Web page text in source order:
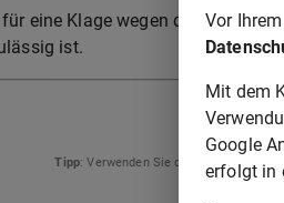
eine Klage wegen des
ist.
Tipp: Verwenden Sie die Pfeiltasten der
Vor
Mit dem
Google
erfolgt in